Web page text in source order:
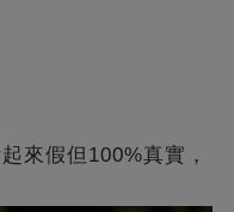
來假但100%真實，